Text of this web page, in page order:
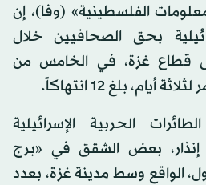
الفلسطينية» (وفا)، إن
بحق الصحافيين خلال
قطاع غزة، في الخامس من
بلغ 12 انتهاكاً.
الحربية الإسرائيلية
بعض الشقق في «برج
الواقع وسط مدينة غزة، بعدد